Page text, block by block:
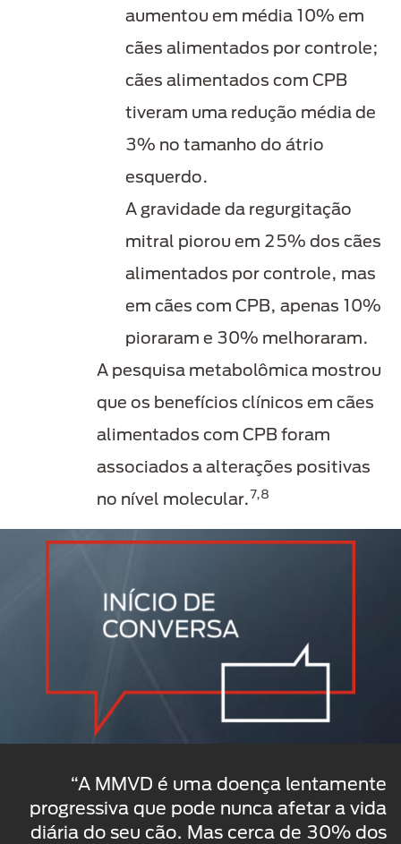
aumentou em média 10% em
cães alimentados por controle;
cães alimentados com CPB
tiveram uma redução média de
3% no tamanho do átrio
esquerdo.
A gravidade da regurgitação
mitral piorou em 25% dos cães
alimentados por controle, mas
em cães com CPB, apenas 10%
pioraram e 30% melhoraram.
A pesquisa metabolômica mostrou
que os benefícios clínicos em cães
alimentados com CPB foram
associados a alterações positivas
no nível molecular.7,8
“A MMVD é uma doença lentamente
progressiva que pode nunca afetar a vida
diária do seu cão. Mas cerca de 30% dos